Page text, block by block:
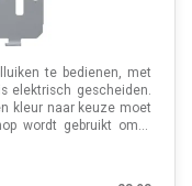
te bedienen, met
elektrisch gescheiden.
kleur naar keuze moet
wordt gebruikt om...